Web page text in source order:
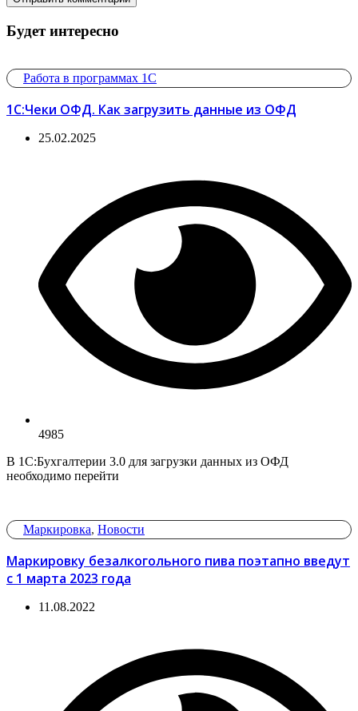
Будет интересно
Работа в программах 1С
1С:Чеки ОФД. Как загрузить данные из ОФД
25.02.2025
4985
В 1С:Бухгалтерии 3.0 для загрузки данных из ОФД
необходимо перейти
Маркировка, Новости
Маркировку безалкогольного пива поэтапно введут
с 1 марта 2023 года
11.08.2022